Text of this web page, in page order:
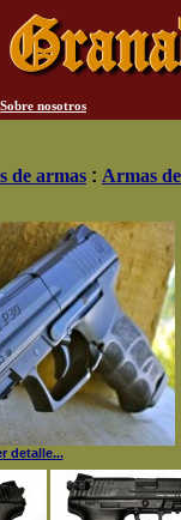
Sobre nosotros
de armas : Armas
detalle...